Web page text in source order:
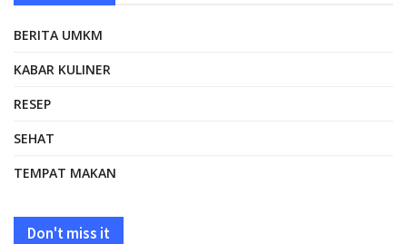
BERITA UMKM
KABAR KULINER
RESEP
SEHAT
TEMPAT MAKAN
Don't miss it